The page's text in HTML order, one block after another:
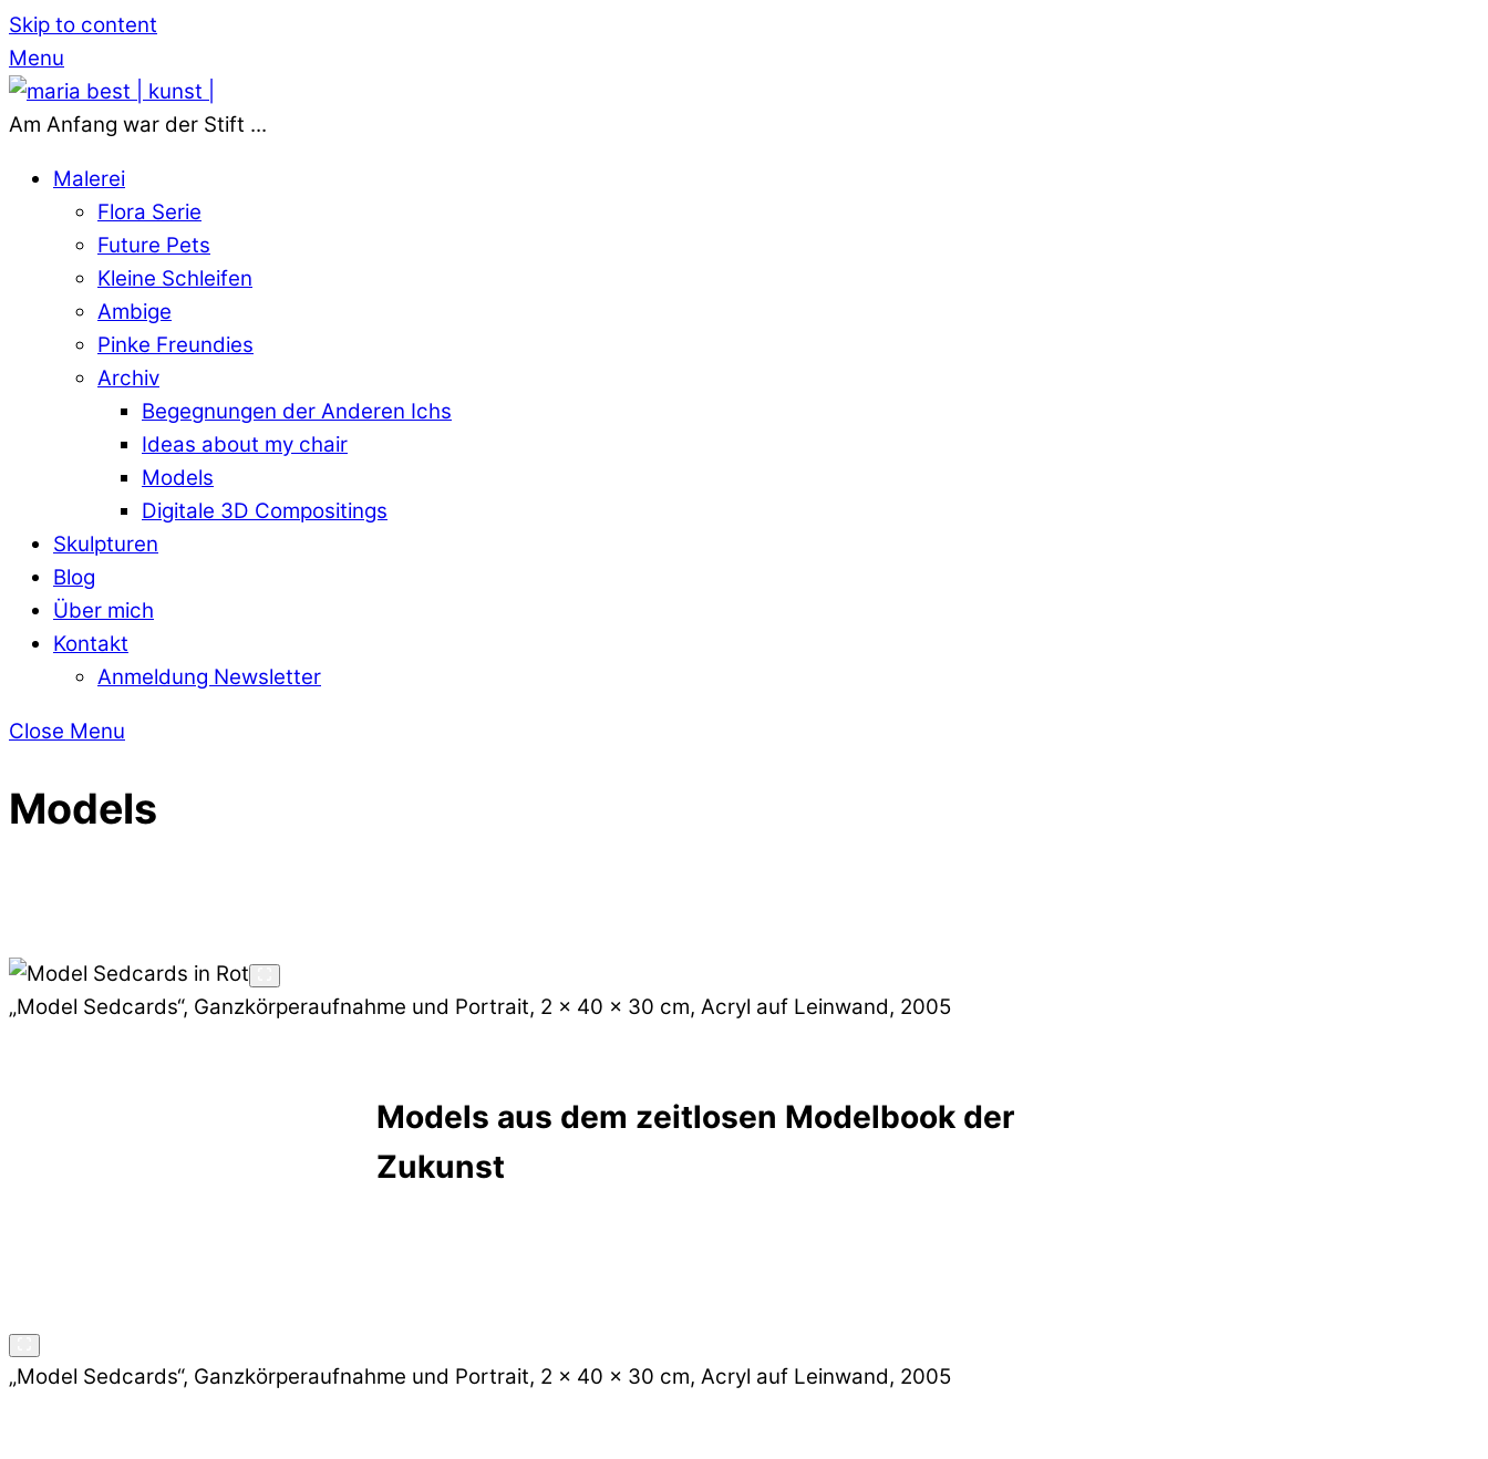
Skip to content
Menu
Am Anfang war der Stift ...
Malerei
Flora Serie
Future Pets
Kleine Schleifen
Ambige
Pinke Freundies
Archiv
Begegnungen der Anderen Ichs
Ideas about my chair
Models
Digitale 3D Compositings
Skulpturen
Blog
Über mich
Kontakt
Anmeldung Newsletter
Close Menu
Models
„Model Sedcards“, Ganzkörperaufnahme und Portrait, 2 x 40 x 30 cm, Acryl auf Leinwand, 2005
Models aus dem zeitlosen Modelbook der
Zukunst
„Model Sedcards“, Ganzkörperaufnahme und Portrait, 2 x 40 x 30 cm, Acryl auf Leinwand, 2005